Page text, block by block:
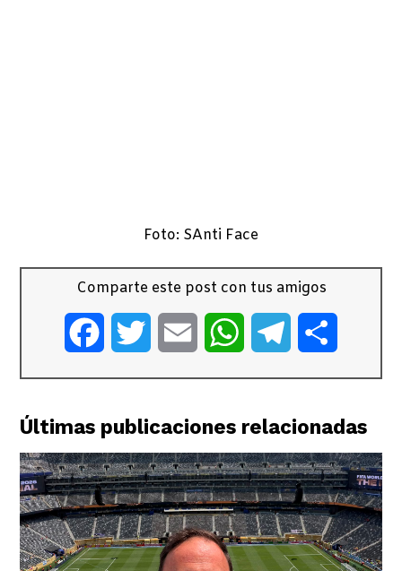
Foto: SAnti Face
Comparte este post con tus amigos
FacebookTwitter Email WhatsAppTelegram
Últimas publicaciones relacionadas